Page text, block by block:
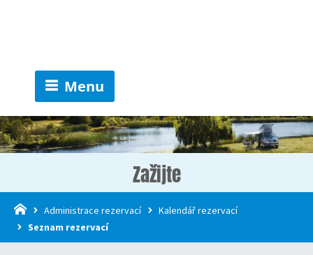
Menu
Zažijte
Administrace rezervací
Kalendář rezervací
Seznam rezervací